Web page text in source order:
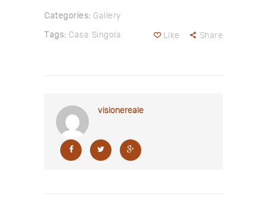
Categories: Gallery
Like Share
Tags: Casa Singola
visionereale